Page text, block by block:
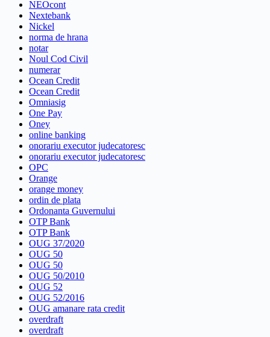
NEOcont
Nextebank
Nickel
norma de hrana
notar
Noul Cod Civil
numerar
Ocean Credit
Ocean Credit
Omniasig
One Pay
Oney
online banking
onorariu executor judecatoresc
onorariu executor judecatoresc
OPC
Orange
orange money
ordin de plata
Ordonanta Guvernului
OTP Bank
OTP Bank
OUG 37/2020
OUG 50
OUG 50
OUG 50/2010
OUG 52
OUG 52/2016
OUG amanare rata credit
overdraft
overdraft